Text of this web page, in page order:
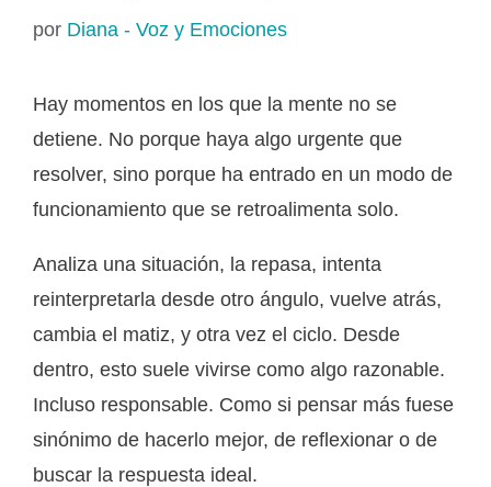
por Diana - Voz y Emociones
Hay momentos en los que la mente no se
detiene. No porque haya algo urgente que
resolver, sino porque ha entrado en un modo de
funcionamiento que se retroalimenta solo.
Analiza una situación, la repasa, intenta
reinterpretarla desde otro ángulo, vuelve atrás,
cambia el matiz, y otra vez el ciclo. Desde
dentro, esto suele vivirse como algo razonable.
Incluso responsable. Como si pensar más fuese
sinónimo de hacerlo mejor, de reflexionar o de
buscar la respuesta ideal.